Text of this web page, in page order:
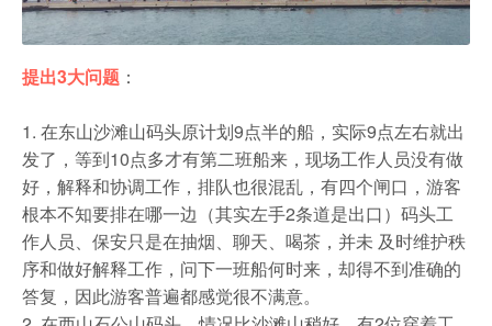
提出3大问题 ：
1. 在东山沙滩山码头原计划9点半的船，实际9点左右就出
发了，等到10点多才有第二班船来，现场工作人员没有做
好，解释和协调工作，排队也很混乱，有四个闸口，游客
根本不知要排在哪一边（其实左手2条道是出口）码头工
作人员、保安只是在抽烟、聊天、喝茶，并未 及时维护秩
序和做好解释工作，问下一班船何时来，却得不到准确的
答复，因此游客普遍都感觉很不满意。